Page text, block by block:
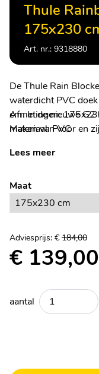
Thule
175x230
Art. nr.: 9318880
De Thule Rain
waterdicht PVC
cm. In de nieuwe
maken van voor en
Thule rain blocker
Specificaties:
Afmetingen:
Materiaal: PVC
Lees meer
Maat
Adviesprijs: €184,00
€ 139,00
aantal